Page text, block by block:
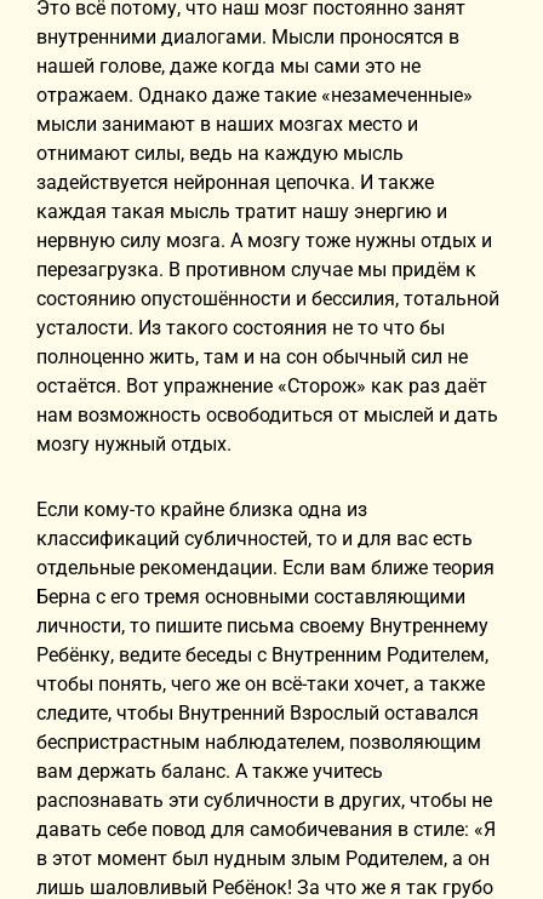
Это всё потому, что наш мозг постоянно занят
внутренними диалогами. Мысли проносятся в
нашей голове, даже когда мы сами это не
отражаем. Однако даже такие «незамеченные»
мысли занимают в наших мозгах место и
отнимают силы, ведь на каждую мысль
задействуется нейронная цепочка. И также
каждая такая мысль тратит нашу энергию и
нервную силу мозга. А мозгу тоже нужны отдых и
перезагрузка. В противном случае мы придём к
состоянию опустошённости и бессилия, тотальной
усталости. Из такого состояния не то что бы
полноценно жить, там и на сон обычный сил не
остаётся. Вот упражнение «Сторож» как раз даёт
нам возможность освободиться от мыслей и дать
мозгу нужный отдых.
Если кому-то крайне близка одна из
классификаций субличностей, то и для вас есть
отдельные рекомендации. Если вам ближе теория
Берна с его тремя основными составляющими
личности, то пишите письма своему Внутреннему
Ребёнку, ведите беседы с Внутренним Родителем,
чтобы понять, чего же он всё-таки хочет, а также
следите, чтобы Внутренний Взрослый оставался
беспристрастным наблюдателем, позволяющим
вам держать баланс. А также учитесь
распознавать эти субличности в других, чтобы не
давать себе повод для самобичевания в стиле: «Я
в этот момент был нудным злым Родителем, а он
лишь шаловливый Ребёнок! За что же я так грубо